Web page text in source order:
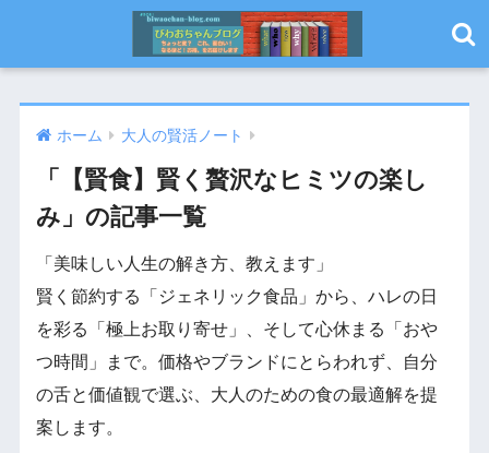
ホーム 大人の賢活ノート
「【賢食】賢く贅沢なヒミツの楽し
み」の記事一覧
「美味しい人生の解き方、教えます」
賢く節約する「ジェネリック食品」から、ハレの日
を彩る「極上お取り寄せ」、そして心休まる「おや
つ時間」まで。価格やブランドにとらわれず、自分
の舌と価値観で選ぶ、大人のための食の最適解を提
案します。